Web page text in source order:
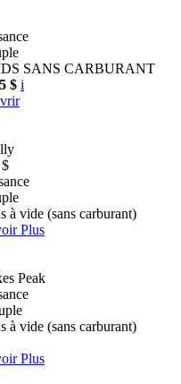
SANS CARBURANT
$ i
à vide (sans carburant)
Plus
Peak
à vide (sans carburant)
Plus